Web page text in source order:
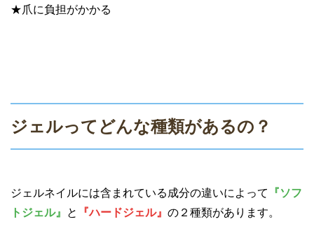
★爪に負担がかかる
ジェルってどんな種類があるの？
ジェルネイルには含まれている成分の違いによって
『ソフ
トジェル』
と 『ハードジェル』 の２種類があります。